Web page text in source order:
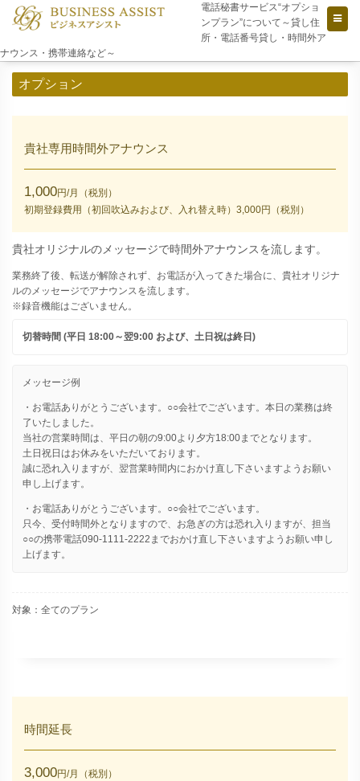
電話秘書サービス“オプショ
ンプラン”について～貸し住
所・電話番号貸し・時間外ア
ナウンス・携帯連絡など～
オプション
貴社専用時間外アナウンス
1,000円/月（税別）
初期登録費用（初回吹込みおよび、入れ替え時）3,000円（税別）
貴社オリジナルのメッセージで時間外アナウンスを流します。
業務終了後、転送が解除されず、お電話が入ってきた場合に、貴社オリジナ
ルのメッセージでアナウンスを流します。
※録音機能はございません。
切替時間 (平日 18:00～翌9:00 および、土日祝は終日)
メッセージ例
・お電話ありがとうございます。○○会社でございます。本日の業務は終
了いたしました。
当社の営業時間は、平日の朝の9:00より夕方18:00までとなります。
土日祝日はお休みをいただいております。
誠に恐れ入りますが、翌営業時間内におかけ直し下さいますようお願い
申し上げます。
・お電話ありがとうございます。○○会社でございます。
只今、受付時間外となりますので、お急ぎの方は恐れ入りますが、担当
○○の携帯電話090-1111-2222までおかけ直し下さいますようお願い申し
上げます。
対象：全てのプラン
時間延長
3,000円/月（税別）